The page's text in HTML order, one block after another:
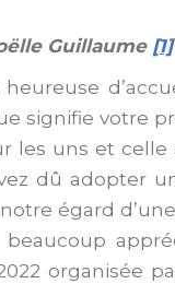
Guillaume [1]
signifie votre
les uns et
dû adopter
égard
organisée